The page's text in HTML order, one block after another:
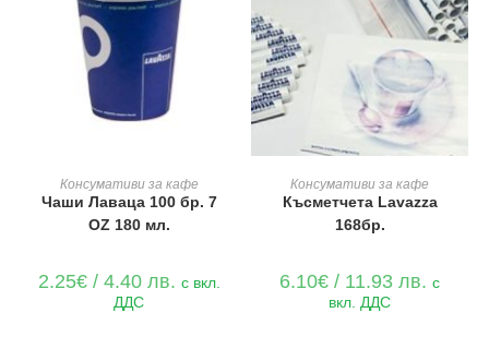
ДОБАВЯНЕ В КОЛИЧКАТА
Консумативи за кафе
Чаши Лаваца 100 бр. 7
ОZ 180 мл.
2.25€/ 4.40 лв. с вкл.
ДДС
ДОБАВЯНЕ В КОЛИЧКАТА
Консумативи за кафе
Късметчета Lavazza
168бр.
6.10€ / 11.93 лв.с
вкл. ДДС